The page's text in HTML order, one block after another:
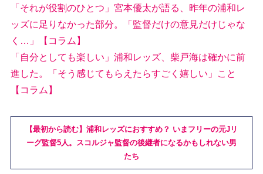
「それが役割のひとつ」宮本優太が語る、昨年の浦和レ
ッズに足りなかった部分。「監督だけの意見だけじゃな
く…」【コラム】
「自分としても楽しい」浦和レッズ、柴戸海は確かに前
進した。「そう感じてもらえたらすごく嬉しい」こと
【コラム】
【最初から読む】浦和レッズにおすすめ？ いまフリーの元Jリ
ーグ監督5人。スコルジャ監督の後継者になるかもしれない男
たち